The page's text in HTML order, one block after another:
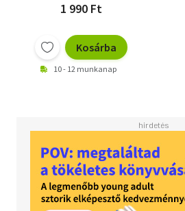
1 990 Ft
Kosárba
10 - 12 munkanap